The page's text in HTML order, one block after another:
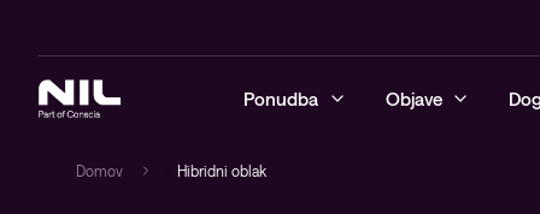
Ponudba Objave
Domov Hibridni oblak